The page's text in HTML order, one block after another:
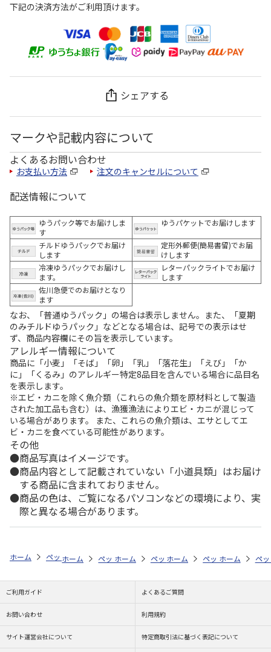
下記の決済方法がご利用頂けます。
シェアする
マークや記載内容について
よくあるお問い合わせ
お支払い方法 注文のキャンセルについて
配送情報について
ゆうパック等でお届けしま
す
ゆうパケットでお届けします
チルドゆうパックでお届け
します
定形外郵便(簡易書留)でお届
けします
冷凍ゆうパックでお届けし
ます。
レターパックライトでお届け
します
佐川急便でのお届けとなり
ます
なお、「普通ゆうパック」の場合は表示しません。また、「夏期
のみチルドゆうパック」などとなる場合は、記号での表示はせ
ず、商品内容欄にその旨を表示しています。
アレルギー情報について
商品に「小麦」「そば」「卵」「乳」「落花生」「えび」「か
に」「くるみ」のアレルギー特定8品目を含んでいる場合に品目名
を表示します。
※エビ・カニを除く魚介類（これらの魚介類を原材料として製造
された加工品も含む）は、漁獲漁法によりエビ・カニが混じって
いる場合があります。 また、これらの魚介類は、エサとしてエ
ビ・カニを食べている可能性があります。
その他
商品写真はイメージです。
商品内容として記載されていない「小道具類」はお届け
する商品に含まれておりません。
商品の色は、ご覧になるパソコンなどの環境により、実
際と異なる場合があります。
ホーム ペットストア ケージ・飼育その他用品 ポンプ・水質管理（
ホーム ペットストア ケージ・飼育その他用品 ポ
ホーム ペットストア ケージ・飼育その
ホーム ペットストア ケ
ホーム ペ
ご利用ガイド よくあるご質問
お問い合わせ 利用規約
サイト運営会社について 特定商取引法に基づく表記について